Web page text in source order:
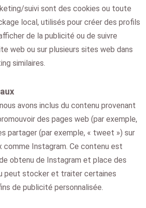
suivi sont des cookies ou toute
local, utilisés pour créer des profils
de la publicité ou de suivre
web ou sur plusieurs sites web dans
similaires.
avons inclus du contenu provenant
des pages web (par exemple,
partager (par exemple, « tweet ») sur
comme Instagram. Ce contenu est
obtenu de Instagram et place des
peut stocker et traiter certaines
de publicité personnalisée.